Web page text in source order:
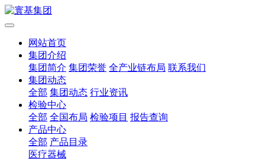
网站首页
集团介绍
集团简介 集团荣誉 全产业链布局 联系我们
集团动态
全部 集团动态 行业资讯
检验中心
全部 全国布局 检验项目 报告查询
产品中心
全部 产品目录
医疗器械